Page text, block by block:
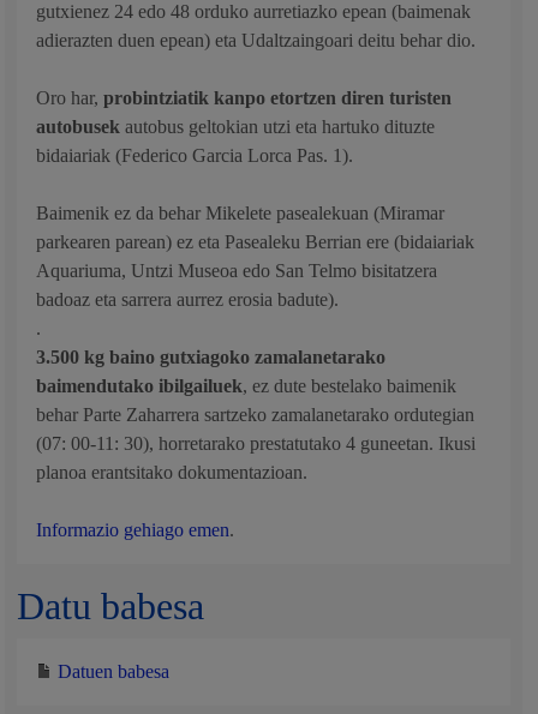
gutxienez 24 edo 48 orduko aurretiazko epean (baimenak
adierazten duen epean) eta Udaltzaingoari deitu behar dio.
Oro har,probintziatik kanpo etortzen diren turisten
autobusek autobus geltokian utzi eta hartuko dituzte
bidaiariak (Federico Garcia Lorca Pas. 1).
Baimenik ez da behar Mikelete pasealekuan (Miramar
parkearen parean) ez eta Pasealeku Berrian ere (bidaiariak
Aquariuma, Untzi Museoa edo San Telmo bisitatzera
badoaz eta sarrera aurrez erosia badute).
.
3.500 kg baino gutxiagoko zamalanetarako
baimendutako ibilgailuek, ez dute bestelako baimenik
behar Parte Zaharrera sartzeko zamalanetarako ordutegian
(07: 00-11: 30), horretarako prestatutako 4 guneetan. Ikusi
planoa erantsitako dokumentazioan.
Informazio gehiago emen.
Datu babesa
Datuen babesa